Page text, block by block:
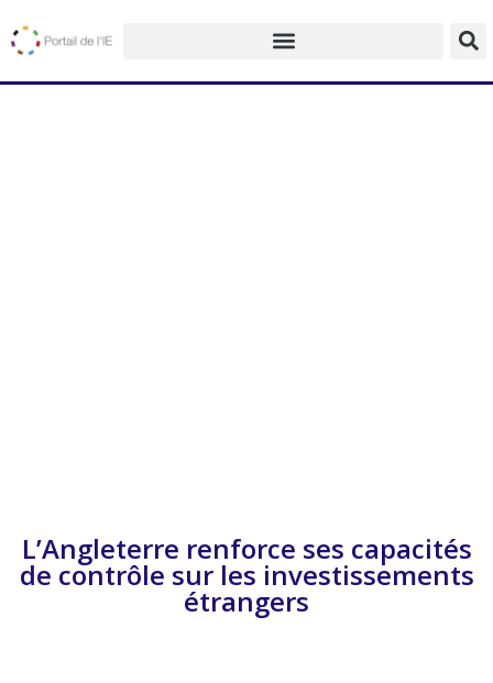
L’Angleterre renforce ses capacités
de contrôle sur les investissements
étrangers